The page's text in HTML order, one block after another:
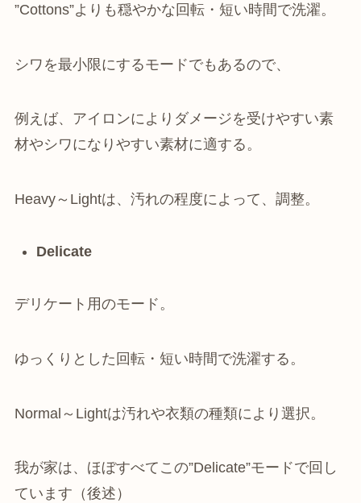
”Cottons”よりも穏やかな回転・短い時間で洗濯。
シワを最小限にするモードでもあるので、
例えば、アイロンによりダメージを受けやすい素
材やシワになりやすい素材に適する。
Heavy～Lightは、汚れの程度によって、調整。
Delicate
デリケート用のモード。
ゆっくりとした回転・短い時間で洗濯する。
Normal～Lightは汚れや衣類の種類により選択。
我が家は、ほぼすべてこの”Delicate”モードで回し
ています（後述）